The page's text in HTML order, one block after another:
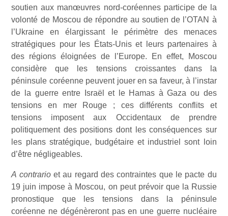
soutien aux manœuvres nord-coréennes participe de la
volonté de Moscou de répondre au soutien de l’OTAN à
l’Ukraine en élargissant le périmètre des menaces
stratégiques pour les États-Unis et leurs partenaires à
des régions éloignées de l’Europe. En effet, Moscou
considère que les tensions croissantes dans la
péninsule coréenne peuvent jouer en sa faveur, à l’instar
de la guerre entre Israël et le Hamas à Gaza ou des
tensions en mer Rouge ; ces différents conflits et
tensions imposent aux Occidentaux de prendre
politiquement des positions dont les conséquences sur
les plans stratégique, budgétaire et industriel sont loin
d’être négligeables.
A contrarioet au regard des contraintes que le pacte du
19 juin impose à Moscou, on peut prévoir que la Russie
pronostique que les tensions dans la péninsule
coréenne ne dégénèreront pas en une guerre nucléaire